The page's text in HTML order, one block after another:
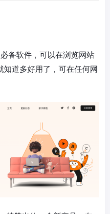
备软件，可以在浏览网站
知道多好用了，可在任何网